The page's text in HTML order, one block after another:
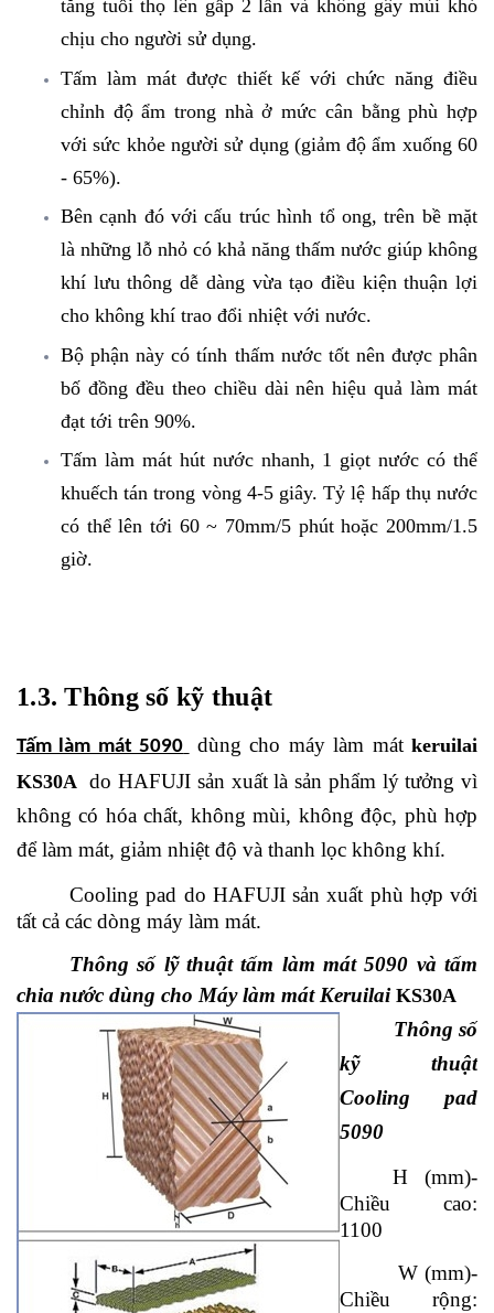
tăng tuổi thọ lên gấp 2 lần và không gây mùi khó
chịu cho người sử dụng.
Tấm làm mát được thiết kế với chức năng điều
chỉnh độ ẩm trong nhà ở mức cân bằng phù hợp
với sức khỏe người sử dụng (giảm độ ẩm xuống 60
- 65%).
Bên cạnh đó với cấu trúc hình tổ ong, trên bề mặt
là những lỗ nhỏ có khả năng thấm nước giúp không
khí lưu thông dễ dàng vừa tạo điều kiện thuận lợi
cho không khí trao đổi nhiệt với nước.
Bộ phận này có tính thấm nước tốt nên được phân
bố đồng đều theo chiều dài nên hiệu quả làm mát
đạt tới trên 90%.
Tấm làm mát hút nước nhanh, 1 giọt nước có thể
khuếch tán trong vòng 4-5 giây. Tỷ lệ hấp thụ nước
có thể lên tới 60 ~ 70mm/5 phút hoặc 200mm/1.5
giờ.
1.3. Thông số kỹ thuật
Tấm làm mát 5090 dùng cho máy làm mátkeruilai
KS30A do HAFUJI sản xuất là sản phẩm lý tưởng vì
không có hóa chất, không mùi, không độc, phù hợp
để làm mát, giảm nhiệt độ và thanh lọc không khí.
Cooling pad do HAFUJI sản xuất phù hợp với
tất cả các dòng máy làm mát.
Thông số lỹ thuật tấm làm mát 5090 và tấm
chia nước dùng cho Máy làm mát Keruilai KS30A
Thông số
kỹ thuật
Cooling pad
5090
H (mm)-
Chiều cao:
1100
W (mm)-
Chiều rộng: